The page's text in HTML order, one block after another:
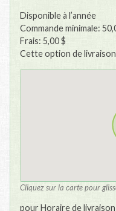
Disponible à l’année
Commande minimale:
Frais: 5,00 $
Cette option de
Cliquez sur la carte pour
pour Horaire de